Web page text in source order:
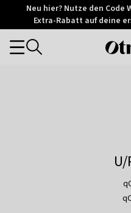
Otrium
Trustpilot
Neu hier? Nutze den Code
Extra-Rabatt auf deine
Categories
U/